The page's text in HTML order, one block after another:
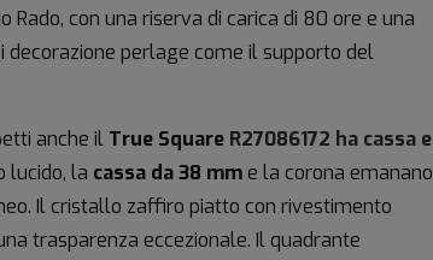
Rado, con una riserva di carica di 80 ore e una
perlage come il supporto del
anche il True Square R27086172 ha cassa e
lucido, la cassa da 38 mme la corona emanano
Il cristallo zaffiro piatto con rivestimento
trasparenza eccezionale. Il quadrante